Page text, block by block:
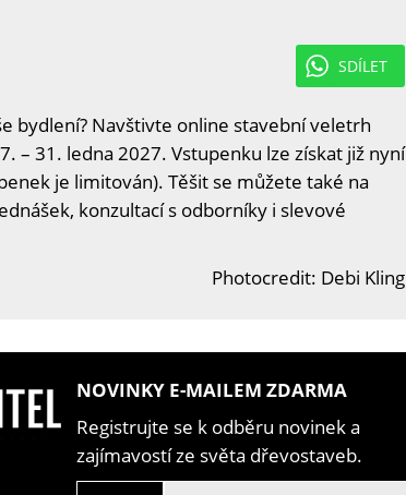
SDÍLET
bydlení? Navštivte online stavební veletrh
– 31. ledna 2027. Vstupenku lze získat již nyní
je limitován). Těšit se můžete také na
konzultací s odborníky i slevové
Photocredit: Debi Kling
NOVINKY E-MAILEM ZDARMA
Registrujte se k odběru novinek a
zajímavostí ze světa dřevostaveb.